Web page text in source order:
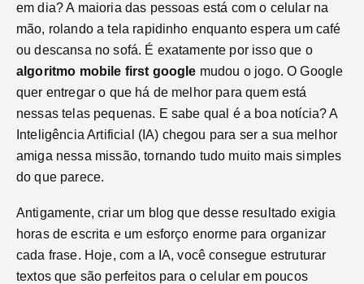
em dia? A maioria das pessoas está com o celular na
mão, rolando a tela rapidinho enquanto espera um café
ou descansa no sofá. É exatamente por isso que o
algoritmo mobile first google mudou o jogo. O Google
quer entregar o que há de melhor para quem está
nessas telas pequenas. E sabe qual é a boa notícia? A
Inteligência Artificial (IA) chegou para ser a sua melhor
amiga nessa missão, tornando tudo muito mais simples
do que parece.
Antigamente, criar um blog que desse resultado exigia
horas de escrita e um esforço enorme para organizar
cada frase. Hoje, com a IA, você consegue estruturar
textos que são perfeitos para o celular em poucos